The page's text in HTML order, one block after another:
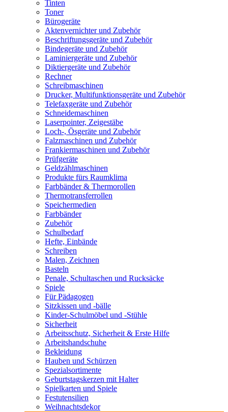
Tinten
Toner
Bürogeräte
Aktenvernichter und Zubehör
Beschriftungsgeräte und Zubehör
Bindegeräte und Zubehör
Laminiergeräte und Zubehör
Diktiergeräte und Zubehör
Rechner
Schreibmaschinen
Drucker, Multifunktionsgeräte und Zubehör
Telefaxgeräte und Zubehör
Schneidemaschinen
Laserpointer, Zeigestäbe
Loch-, Ösgeräte und Zubehör
Falzmaschinen und Zubehör
Frankiermaschinen und Zubehör
Prüfgeräte
Geldzählmaschinen
Produkte fürs Raumklima
Farbbänder & Thermorollen
Thermotransferrollen
Speichermedien
Farbbänder
Zubehör
Schulbedarf
Hefte, Einbände
Schreiben
Malen, Zeichnen
Basteln
Penale, Schultaschen und Rucksäcke
Spiele
Für Pädagogen
Sitzkissen und -bälle
Kinder-Schulmöbel und -Stühle
Sicherheit
Arbeitsschutz, Sicherheit & Erste Hilfe
Arbeitshandschuhe
Bekleidung
Hauben und Schürzen
Spezialsortimente
Geburtstagskerzen mit Halter
Spielkarten und Spiele
Festutensilien
Weihnachtsdekor